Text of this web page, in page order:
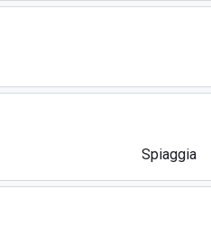
Spiaggia